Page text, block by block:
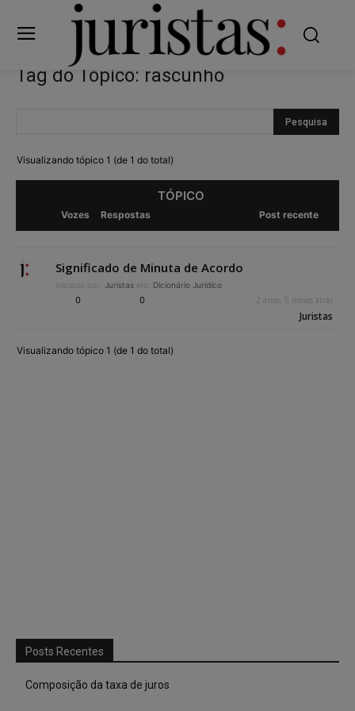
Tag do Tópico: rascunho
Visualizando tópico 1 (de 1 do total)
TÓPICO
Vozes Respostas Post recente
Significado de Minuta de Acordo
Iniciado por: Juristas em: Dicionário Jurídico
0 0 2 anos, 5 meses atrás
Juristas
Visualizando tópico 1 (de 1 do total)
Posts Recentes
Composição da taxa de juros